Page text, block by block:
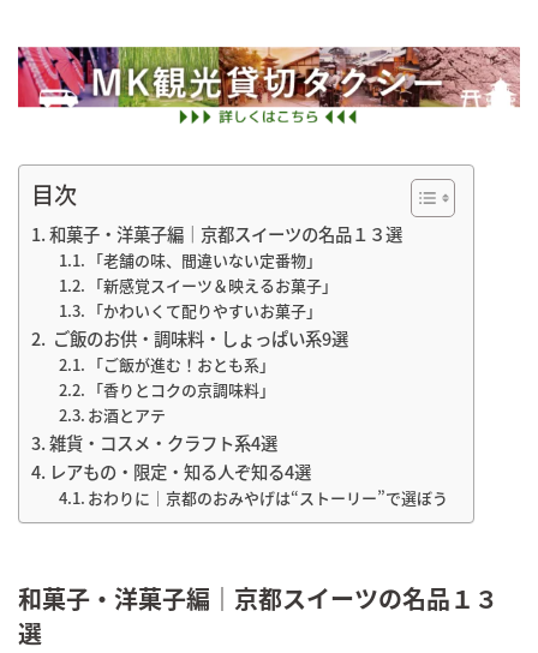
目次
和菓子・洋菓子編｜京都スイーツの名品１３選
「老舗の味、間違いない定番物」
「新感覚スイーツ＆映えるお菓子」
「かわいくて配りやすいお菓子」
ご飯のお供・調味料・しょっぱい系9選
「ご飯が進む！おとも系」
「香りとコクの京調味料」
お酒とアテ
雑貨・コスメ・クラフト系4選
レアもの・限定・知る人ぞ知る4選
おわりに｜京都のおみやげは“ストーリー”で選ぼう
和菓子・洋菓子編｜京都スイーツの名品１３
選